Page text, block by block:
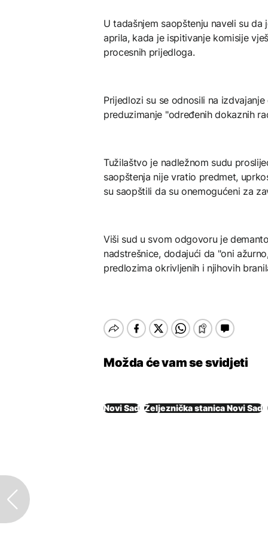
U tadašnjem saopštenju naveli su
aprila, kada je ispitivanje komisije
procesnih prijedloga.
Prijedlozi su se odnosili na
preduzimanje "određenih dokaznih
Tužilaštvo je nadležnom sudu
saopštenja nije vratio predmet,
su saopštili da su onemogućeni za
Viši sud u svom odgovoru je
nadstrešnice, dodajući da "oni
predlozima okrivljenih i njihovih
Možda će vam se svidjeti
Novi Sad Željeznička stanica Novi Sad